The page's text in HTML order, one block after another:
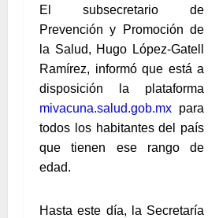
El subsecretario de
Prevención y Promoción de
la Salud, Hugo López-Gatell
Ramírez, informó que está a
mivacuna.salud.gob.mx para
todos los habitantes del país
que tienen ese rango de
edad.
Hasta este día, la Secretaría